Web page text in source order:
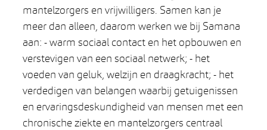
mantelzorgers en vrijwilligers. Samen kan je
meer dan alleen, daarom werken we bij Samana
aan: - warm sociaal contact en het opbouwen en
verstevigen van een sociaal netwerk; - het
voeden van geluk, welzijn en draagkracht; - het
verdedigen van belangen waarbij getuigenissen
en ervaringsdeskundigheid van mensen met een
chronische ziekte en mantelzorgers centraal